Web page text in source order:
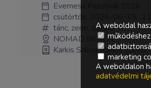
Everness Fesztivál 2026
csütörtök, 2026-06-25.,
tánc, zene, zumba
NOMAD BEACH
Karkis Szilvia, Karkis Szilvia
A weboldal
marketing
A weboldalon
adatvédelmi